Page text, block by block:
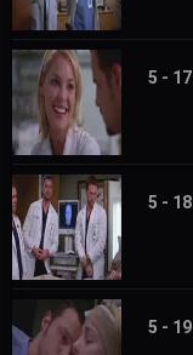
5 - 17
5 - 18
5 - 19